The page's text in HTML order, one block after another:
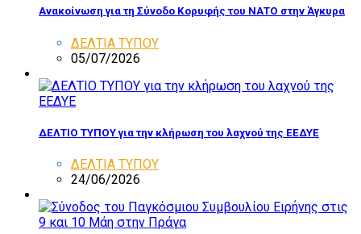
Ανακοίνωση για τη Σύνοδο Κορυφής του ΝΑΤΟ στην Άγκυρα
ΔΕΛΤΙΑ ΤΥΠΟΥ
05/07/2026
ΔΕΛΤΙΟ ΤΥΠΟΥ για την κλήρωση του λαχνού της ΕΕΔΥΕ
ΔΕΛΤΙΑ ΤΥΠΟΥ
24/06/2026